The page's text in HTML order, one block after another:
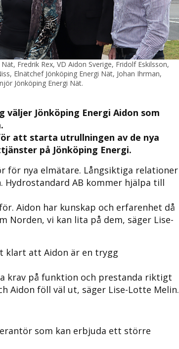
Fredrik Rex, VD Aidon Sverige, Fridolf Eskilsson,
Elnätchef Jönköping Energi Nät, Johan Ihrman,
Jönköping Energi Nät.
Jönköping Energi Aidon som
att starta utrullningen av de nya
på Jönköping Energi.
för nya elmätare. Långsiktiga relationer
AB kommer hjälpa till
Aidon har kunskap och erfarenhet då
Norden, vi kan lita på dem, säger Lise-
klart att Aidon är en trygg
krav på funktion och prestanda riktigt
Aidon föll väl ut, säger Lise-Lotte Melin.
som kan erbjuda ett större